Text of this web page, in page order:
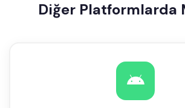
Diğer Platformlarda